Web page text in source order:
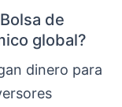
de
global?
dinero para